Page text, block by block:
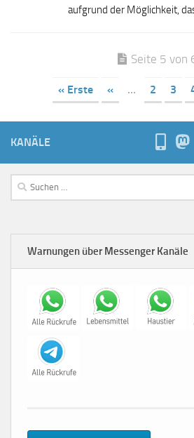
aufgrund der Möglichkeit,
Seite 5 von
« Erste « ... 2 3
KANÄLE
Suchen
nach:
Warnungen über Messenger Kanäle